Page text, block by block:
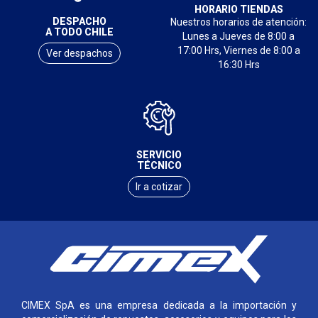
DESPACHO
A TODO CHILE
Ver despachos
HORARIO TIENDAS
Nuestros horarios de atención:
Lunes a Jueves de 8:00 a
17:00 Hrs, Viernes de 8:00 a
16:30 Hrs
SERVICIO
TÉCNICO
Ir a cotizar
CIMEX SpA es una empresa dedicada a la importación y